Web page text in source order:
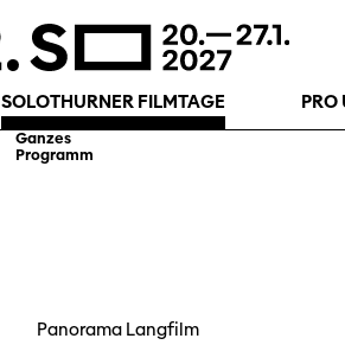
SOLOTHURNER FILMTAGE PRO
Ganzes
Programm
Panorama Langfilm